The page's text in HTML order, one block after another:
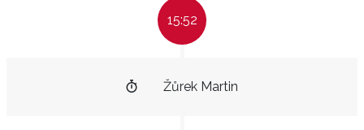
15:52
Žůrek Martin